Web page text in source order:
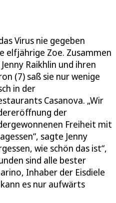
Virus nie gegeben
elfjährige Zoe. Zusammen
Raikhlin und ihren
(7) saß sie nur wenige
in der
Casanova. „Wir
der
Freiheit mit
sagte Jenny
wie schön das ist“,
sind alle bester
Inhaber der Eisdiele
es nur aufwärts